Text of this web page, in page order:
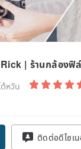
| ร้านกล้องฟิ
ต้หวัน
ติดต่อดีไซเ